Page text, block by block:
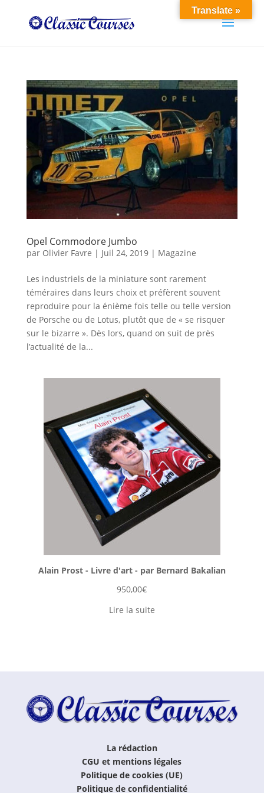
Opel Commodore Jumbo
par Olivier Favre | Juil 24, 2019| Magazine
Les industriels de la miniature sont rarement
téméraires dans leurs choix et préfèrent souvent
reproduire pour la énième fois telle ou telle version
de Porsche ou de Lotus, plutôt que de « se risquer
sur le bizarre ». Dès lors, quand on suit de près
l’actualité de la...
Alain Prost - Livre d'art - par Bernard Bakalian
950,00€
Lire la suite
La rédaction
CGU et mentions légales
Politique de cookies (UE)
Politique de confidentialité
Translate »